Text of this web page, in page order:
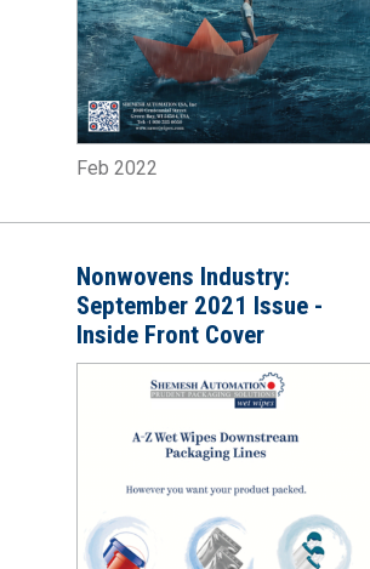
Feb 2022
Nonwovens Industry:
September 2021 Issue -
Inside Front Cover